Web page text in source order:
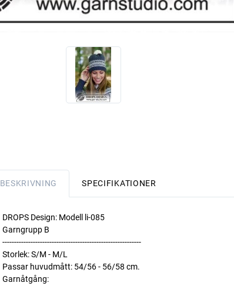
BESKRIVNING SPECIFIKATIONER
DROPS Design: Modell li-085
Garngrupp B
-----------------------------------------------------------
Storlek: S/M - M/L
Passar huvudmått: 54/56 - 56/58 cm.
Garnåtgång: